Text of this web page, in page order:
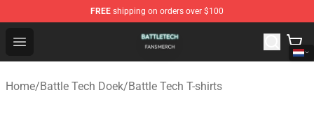
FREE shipping on orders over $100
Open menu
Battle Tech Shop - Official Battle Tech Merchandise Store
Home/Battle Tech Doek/Battle Tech T-shirts